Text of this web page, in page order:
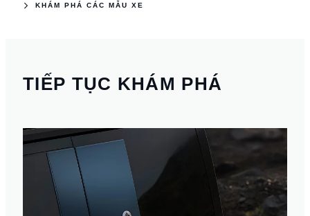
KHÁM PHÁ CÁC MẪU XE
TIẾP TỤC KHÁM PHÁ